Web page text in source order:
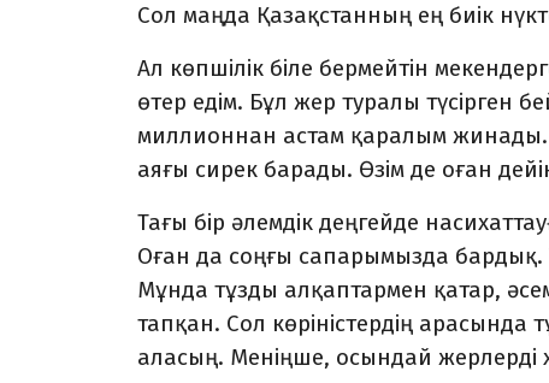
Сол маңда Қазақстанның ең биік
Ал көпшілік біле бермейтін
өтер едім. Бұл жер туралы түсірген
миллионнан астам қаралым
аяғы сирек барады. Өзім де оған
Тағы бір әлемдік деңгейде
Оған да соңғы сапарымызда
Мұнда тұзды алқаптармен қатар,
тапқан. Сол көріністердің арасында
аласың. Меніңше, осындай жерлерді